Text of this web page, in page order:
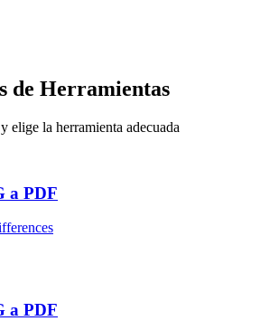
de Herramientas
elige la herramienta adecuada
a PDF
a PDF